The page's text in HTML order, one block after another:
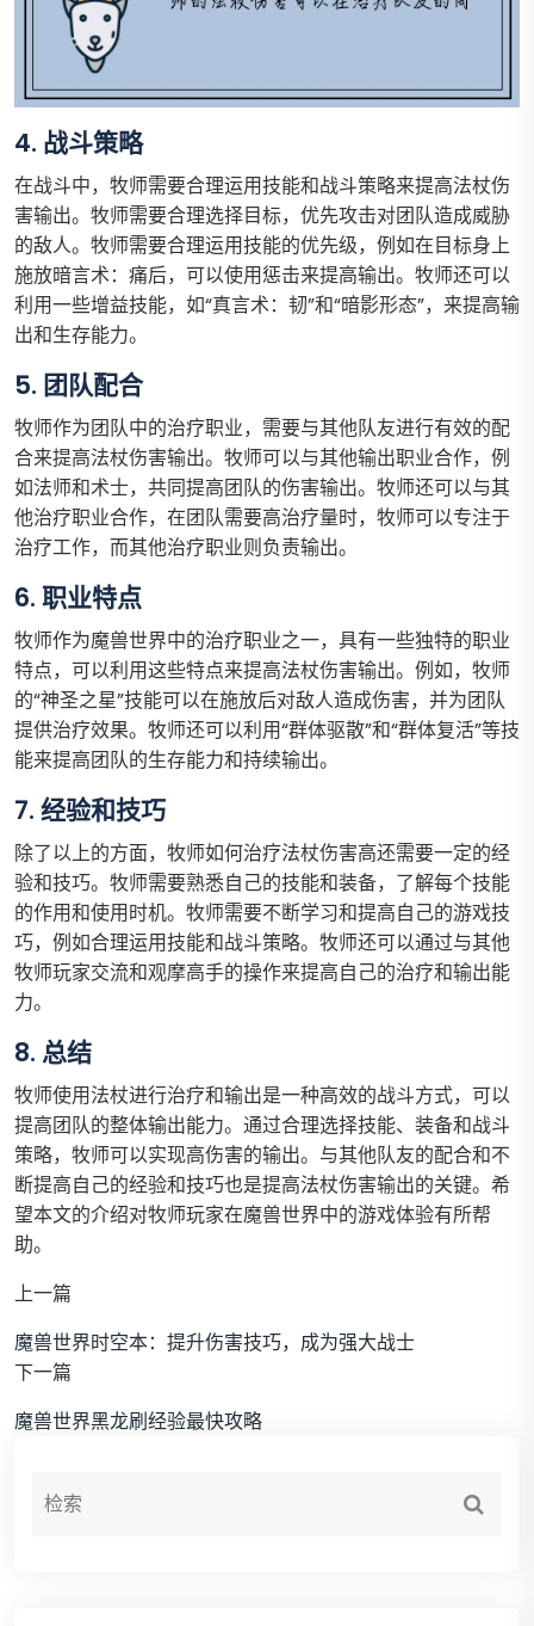
4. 战斗策略
在战斗中，牧师需要合理运用技能和战斗策略来提高法杖伤
害输出。牧师需要合理选择目标，优先攻击对团队造成威胁
的敌人。牧师需要合理运用技能的优先级，例如在目标身上
施放暗言术：痛后，可以使用惩击来提高输出。牧师还可以
利用一些增益技能，如“真言术：韧”和“暗影形态”，来提高输
出和生存能力。
5. 团队配合
牧师作为团队中的治疗职业，需要与其他队友进行有效的配
合来提高法杖伤害输出。牧师可以与其他输出职业合作，例
如法师和术士，共同提高团队的伤害输出。牧师还可以与其
他治疗职业合作，在团队需要高治疗量时，牧师可以专注于
治疗工作，而其他治疗职业则负责输出。
6. 职业特点
牧师作为魔兽世界中的治疗职业之一，具有一些独特的职业
特点，可以利用这些特点来提高法杖伤害输出。例如，牧师
的“神圣之星”技能可以在施放后对敌人造成伤害，并为团队
提供治疗效果。牧师还可以利用“群体驱散”和“群体复活”等技
能来提高团队的生存能力和持续输出。
7. 经验和技巧
除了以上的方面，牧师如何治疗法杖伤害高还需要一定的经
验和技巧。牧师需要熟悉自己的技能和装备，了解每个技能
的作用和使用时机。牧师需要不断学习和提高自己的游戏技
巧，例如合理运用技能和战斗策略。牧师还可以通过与其他
牧师玩家交流和观摩高手的操作来提高自己的治疗和输出能
力。
8. 总结
牧师使用法杖进行治疗和输出是一种高效的战斗方式，可以
提高团队的整体输出能力。通过合理选择技能、装备和战斗
策略，牧师可以实现高伤害的输出。与其他队友的配合和不
断提高自己的经验和技巧也是提高法杖伤害输出的关键。希
望本文的介绍对牧师玩家在魔兽世界中的游戏体验有所帮
助。
上一篇
魔兽世界时空本：提升伤害技巧，成为强大战士
下一篇
魔兽世界黑龙刷经验最快攻略